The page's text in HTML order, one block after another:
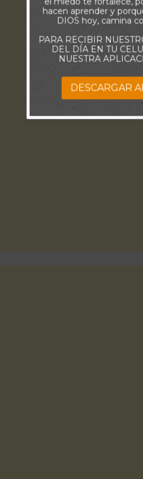
hacen aprender y
DIOS hoy, camina
PARA RECIBIR
DEL DÍA EN TU
NUESTRA
DESCARGAR